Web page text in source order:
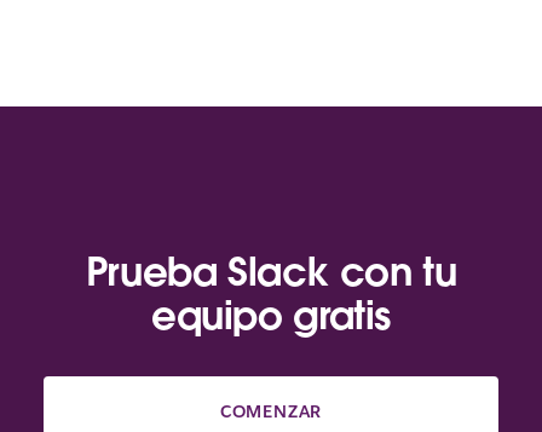
Prueba Slack con tu
equipo gratis
COMENZAR